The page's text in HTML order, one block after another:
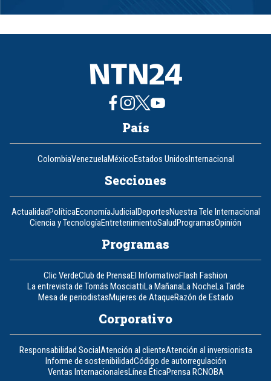
1
8
País
ColombiaVenezuelaMéxicoEstados UnidosInternacional
Secciones
ActualidadPolíticaEconomíaJudicialDeportesNuestra Tele Internacional
Ciencia y TecnologíaEntretenimientoSaludProgramasOpinión
Programas
Clic VerdeClub de PrensaEl InformativoFlash Fashion
La entrevista de Tomás MosciattiLa MañanaLa NocheLa Tarde
Mesa de periodistasMujeres de AtaqueRazón de Estado
Corporativo
Responsabilidad SocialAtención al clienteAtención al inversionista
Informe de sostenibilidadCódigo de autorregulación
Ventas InternacionalesLínea ÉticaPrensa RCNOBA